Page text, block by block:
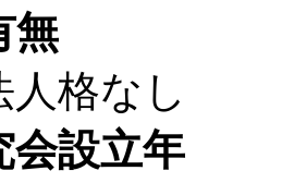
無
なし
会設立年